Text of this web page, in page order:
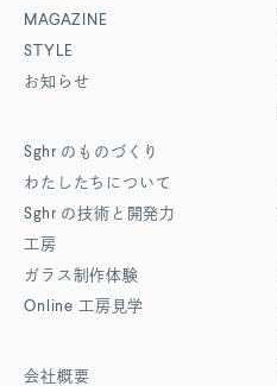
MAGAZINE
STYLE
お知らせ
Sghr のものづくり
わたしたちについて
Sghr の技術と開発力
工房
ガラス制作体験
Online 工房見学
会社概要